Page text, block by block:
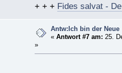
+ + + Fides salvat -
Antw:Ich bin der Neue
«Antwort #7 am: 25.
»